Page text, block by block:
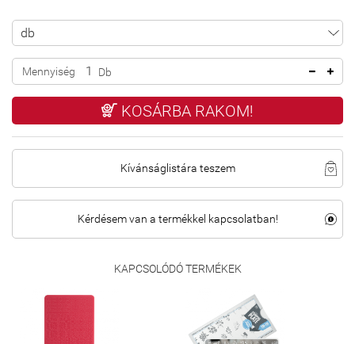
Mennyiség Db
KOSÁRBA RAKOM!
Kívánságlistára teszem
Kérdésem van a termékkel kapcsolatban!
KAPCSOLÓDÓ TERMÉKEK